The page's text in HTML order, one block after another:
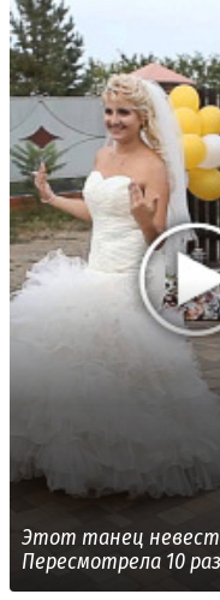
Этот танец
Пересмотрела 10 раз